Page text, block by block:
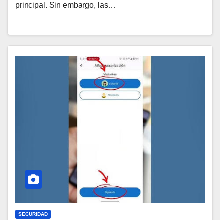
principal. Sin embargo, las…
SEGURIDAD